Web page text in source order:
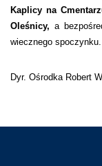
Kaplicy na
Oleśnicy, a
wiecznego spoczynku.
Dyr. Ośrodka Robert